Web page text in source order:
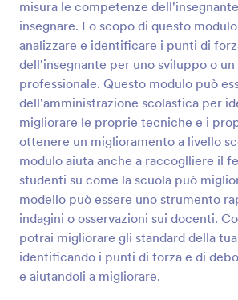
misura le competenze
insegnare. Lo scopo di questo
analizzare e identificare i punti di
dell'insegnante per uno sviluppo o
professionale. Questo modulo può
dell'amministrazione scolastica per
migliorare le proprie tecniche e i
ottenere un miglioramento a livello
modulo aiuta anche a raccoglliere il
studenti su come la scuola può
modello può essere uno strumento
indagini o osservazioni sui docenti.
potrai migliorare gli standard della
identificando i punti di forza e di
e aiutandoli a migliorare.
propri metodi per ottenere un
livello scolastico. Questo modulo
raccoglliere il feedback degli studenti
scuola può migliorare. Questo
uno strumento rapido per condurre
osservazioni sui docenti. Con questo
migliorare gli standard della tua
i punti di forza e di debolezza dei
aiutandoli a migliorare.
Anteprima